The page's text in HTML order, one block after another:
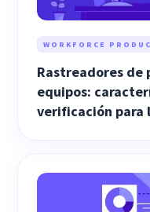
WORKFORCE
Rastreadores
equipos:
verificación para